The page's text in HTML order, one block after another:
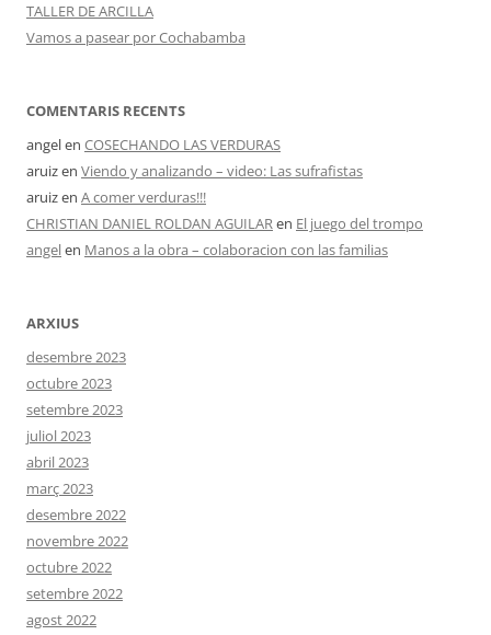
TALLER DE ARCILLA
Vamos a pasear por Cochabamba
COMENTARIS RECENTS
angelen COSECHANDO LAS VERDURAS
aruizen Viendo y analizando – video: Las sufrafistas
aruizen A comer verduras!!!
CHRISTIAN DANIEL ROLDAN AGUILARen El juego del trompo
angelen Manos a la obra – colaboracion con las familias
ARXIUS
desembre 2023
octubre 2023
setembre 2023
juliol 2023
abril 2023
març 2023
desembre 2022
novembre 2022
octubre 2022
setembre 2022
agost 2022
Fundesplai als mitjans
COL·LABORA
Fes voluntariat
Treballa amb nosaltres